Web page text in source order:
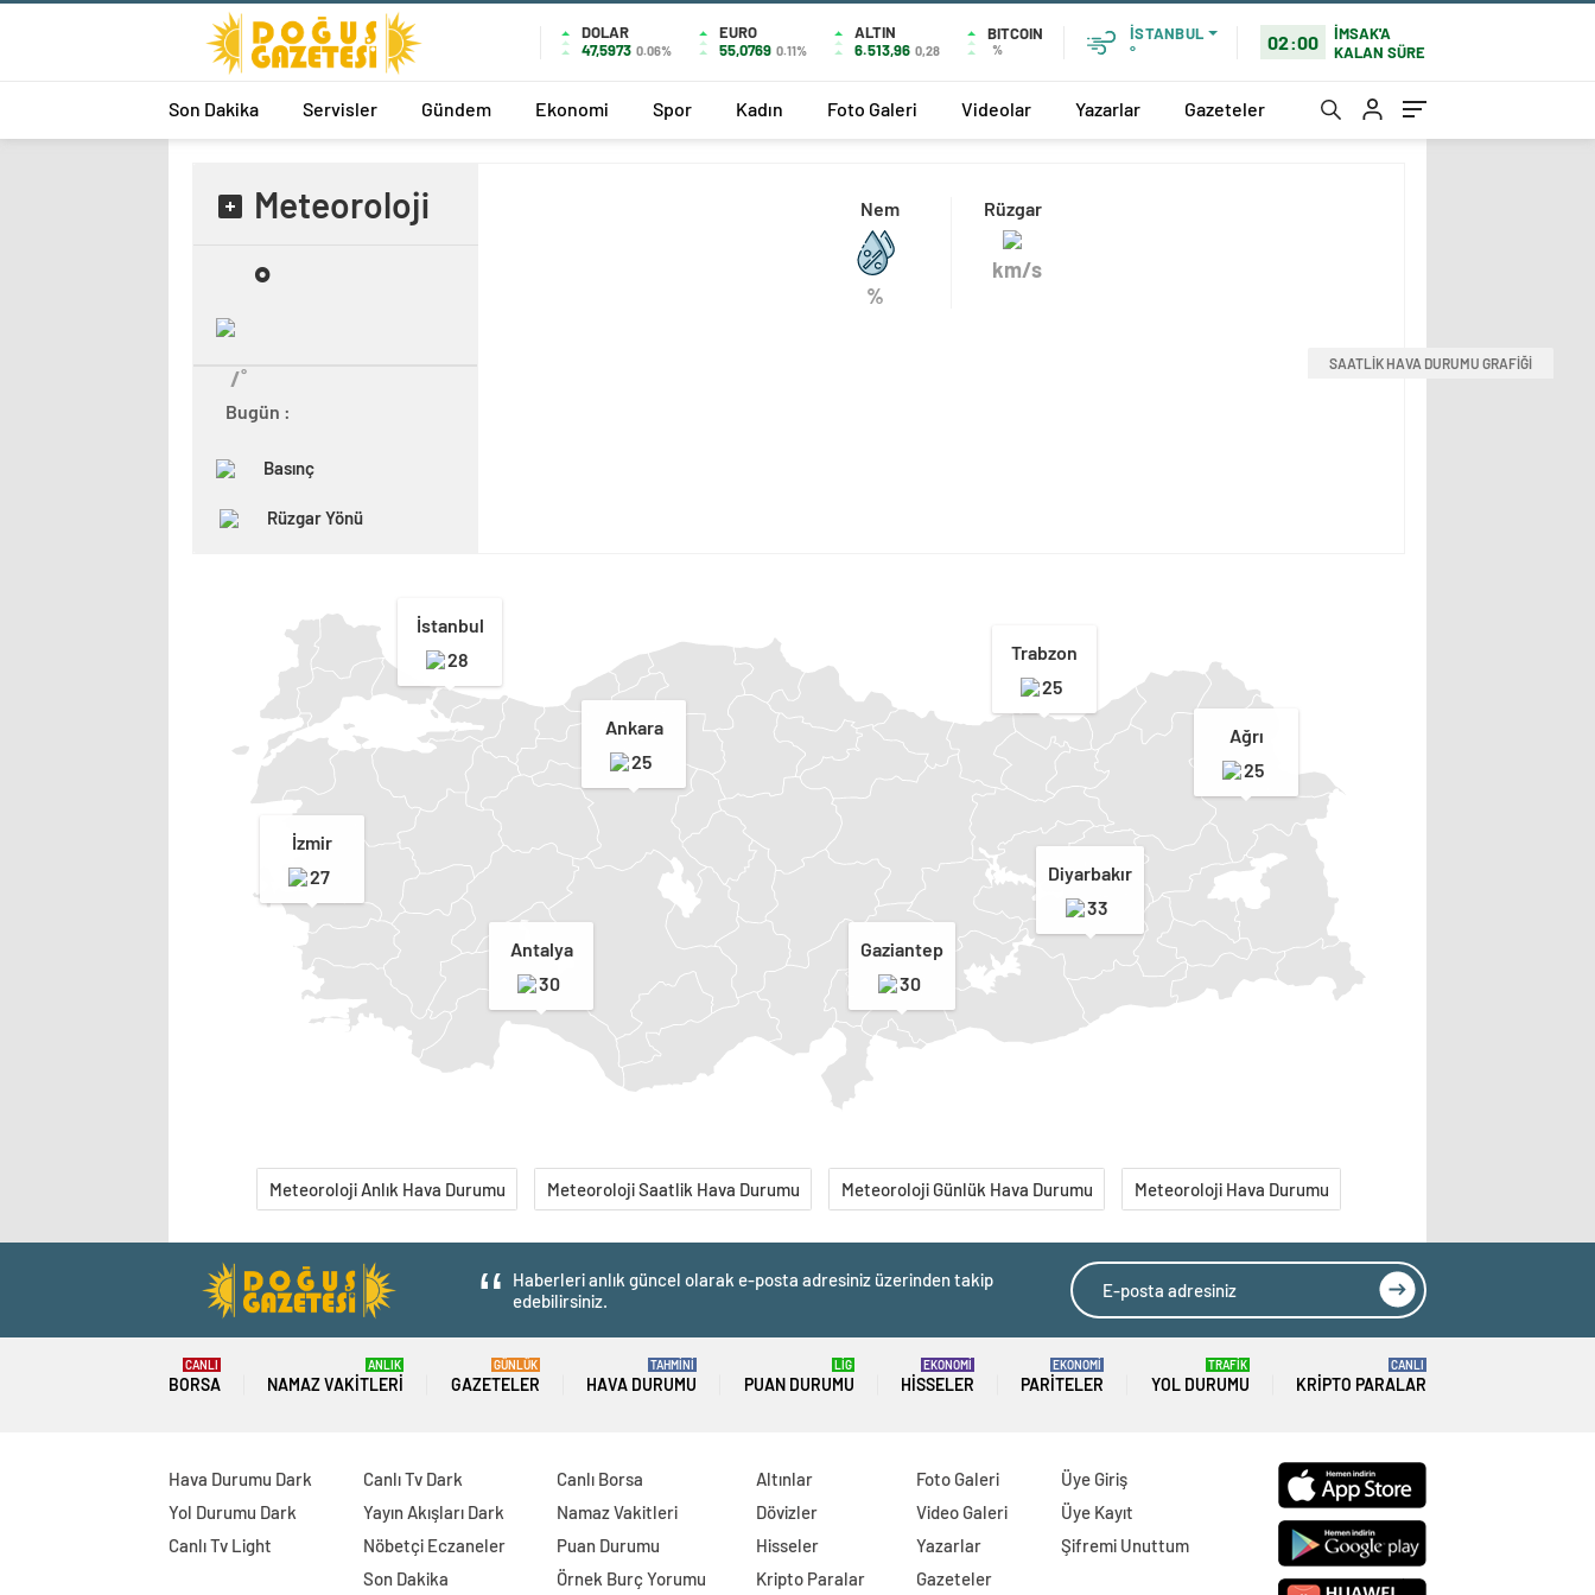
DOLAR
47,5973 0.06%
EURO
55,0769 0.11%
ALTIN
6.513,96 0,28
BITCOIN
%
İSTANBUL
°
02:00
İMSAK'A
KALAN SÜRE
Son Dakika Servisler Gündem Ekonomi Spor Kadın Foto Galeri Videolar Yazarlar Gazeteler
Meteoroloji
˚
/˚
Bugün :
Basınç
Rüzgar Yönü
Nem
%
Rüzgar
km/s
SAATLİK HAVA DURUMU GRAFİĞİ
İstanbul
28
İzmir
27
Ankara
25
Antalya
30
Trabzon
25
Ağrı
25
Diyarbakır
33
Gaziantep
30
Meteoroloji Anlık Hava Durumu Meteoroloji Saatlik Hava Durumu Meteoroloji Günlük Hava Durumu Meteoroloji Hava Durumu
Haberleri anlık güncel olarak e-posta adresiniz üzerinden takip
edebilirsiniz.
BORSA
CANLI
NAMAZ VAKITLERI
ANLIK
GAZETELER
GÜNLÜK
HAVA DURUMU
TAHMİNİ
PUAN DURUMU
LİG
HISSELER
EKONOMİ
PARITELER
EKONOMİ
YOL DURUMU
TRAFİK
KRIPTO PARALAR
CANLI
Hava Durumu Dark
Yol Durumu Dark
Canlı Tv Light
Canlı Tv Dark
Yayın Akışları Dark
Nöbetçi Eczaneler
Son Dakika
Canlı Borsa
Namaz Vakitleri
Puan Durumu
Örnek Burç Yorumu
Altınlar
Dövizler
Hisseler
Kripto Paralar
Foto Galeri
Video Galeri
Yazarlar
Gazeteler
Üye Giriş
Üye Kayıt
Şifremi Unuttum